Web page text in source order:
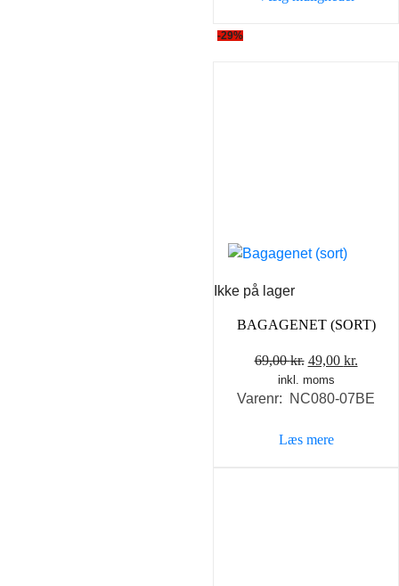
-29%
Ikke på lager
BAGAGENET (SORT)
69,00kr. Den
oprindelige
pris
69,00 kr..
49,00 kr.
pris
inkl. moms
Varenr: NC080-07BE
Læs mere